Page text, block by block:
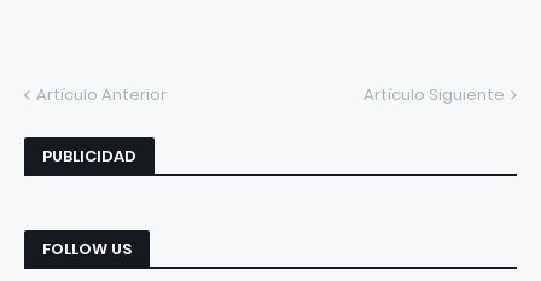
Artículo Anterior Artículo Siguiente
PUBLICIDAD
FOLLOW US